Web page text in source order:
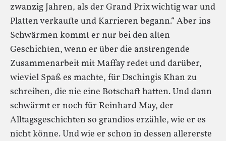
zwanzig Jahren, als der Grand Prix wichtig war und
Platten verkaufte und Karrieren begann.“ Aber ins
Schwärmen kommt er nur bei den alten
Geschichten, wenn er über die anstrengende
Zusammenarbeit mit Maffay redet und darüber,
wieviel Spaß es machte, für Dschingis Khan zu
schreiben, die nie eine Botschaft hatten. Und dann
schwärmt er noch für Reinhard May, der
Alltagsgeschichten so grandios erzähle, wie er es
nicht könne. Und wie er schon in dessen allererste